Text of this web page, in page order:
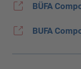
BÜFA
BUFA